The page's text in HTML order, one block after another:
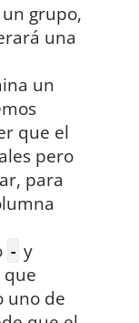
grupo,
una
un
que el
pero
para
- y
uno de